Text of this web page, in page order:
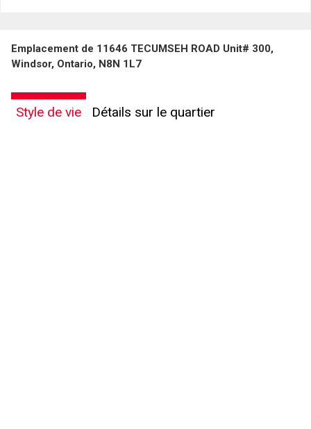
Emplacement de 11646 TECUMSEH ROAD Unit# 300,
Windsor, Ontario, N8N 1L7
Style de vie Détails sur le quartier